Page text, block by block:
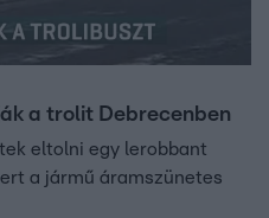
a trolit Debrecenben
eltolni egy lerobbant
a jármű áramszünetes